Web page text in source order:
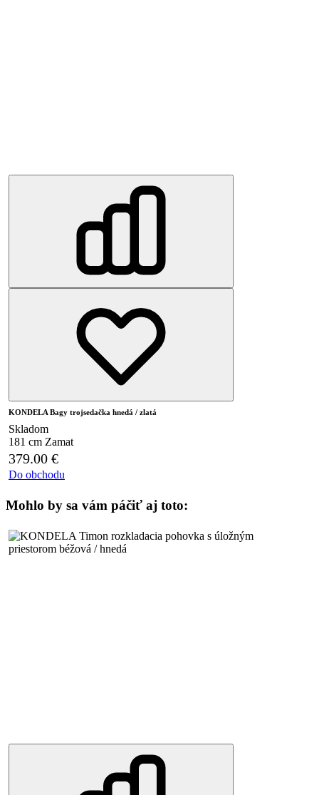
KONDELA Bagy trojsedačka hnedá / zlatá
Skladom
181 cm Zamat
379.00 €
Do obchodu
Mohlo by sa vám páčiť aj toto: